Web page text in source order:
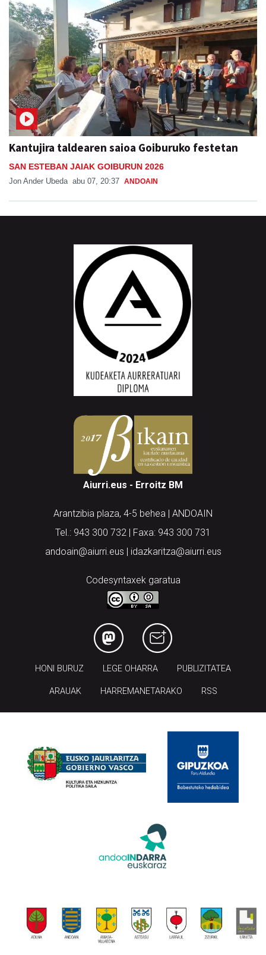
Kantujira taldearen saioa Goiburuko festetan
SAN ESTEBAN JAIAK GOIBURUN 2026
Jon Ander Ubeda abu 07, 20:37 ANDOAIN
Aiurri.eus - Erroitz BM
Arantzibia plaza, 4-5 behea | ANDOAIN
Tel.: 943 300 732 | Faxa: 943 300 731
andoain@aiurri.eus | idazkaritza@aiurri.eus
Codesyntaxek garatua
HONI BURUZ LEGE OHARRA PUBLIZITATEA
ARAUAK HARREMANETARAKO RSS